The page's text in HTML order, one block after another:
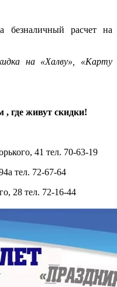
безналичный расчет на
на «Халву», «Карту
, где живут скидки!
41 тел. 70-63-19
тел. 72-67-64
28 тел. 72-16-44